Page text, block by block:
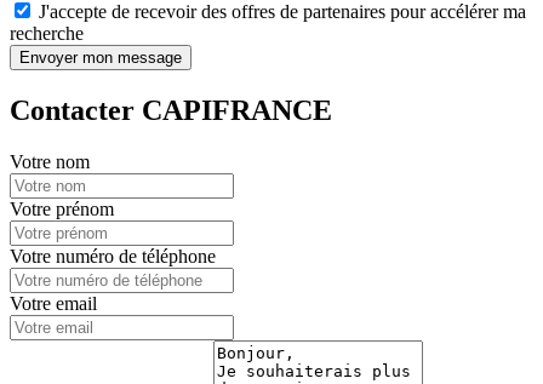
J'accepte de recevoir des offres de partenaires pour accélérer ma
recherche
Envoyer mon message
Contacter CAPIFRANCE
Votre nom
Votre prénom
Votre numéro de téléphone
Votre email